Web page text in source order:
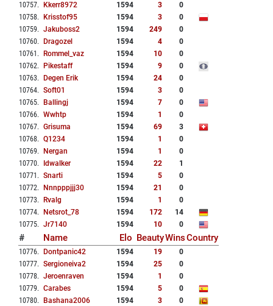
10757. Kkerr8972 1594 3
0
10758. Krisstof95 1594 3
0
10759. Jakuboss2 1594 249
0
10760. Dragozel 1594 4
0
10761 . Rommel_vaz 1594 10
0
10762. Pikestaff 1594 9
0
10763. Degen Erik 1594 24
0
10764. Soft01 1594 3
0
10765. Ballingj 1594 7
0
10766. Wwhtp 1594 1
0
10767. Grisuma 1594 69
3
10768. Q1234 1594 1
0
10769. Nergan 1594 1
0
10770. Idwalker 1594 22
1
10771 . Snarti 1594 5
0
10772. Nnnpppjjj30 1594 21
0
10773. Rvalg 1594 1
0
10774. Netsrot_78 1594 172
14
10775. Jr7140 1594 10 0
# Name Elo BeautyWinsCountry
10776. Dontpanic42 1594 19
0
10777. Sergioneiva2 1594 25
0
10778. Jeroenraven 1594 1
0
10779. Carabes 1594 5
0
10780. Bashana2006 1594 3
0